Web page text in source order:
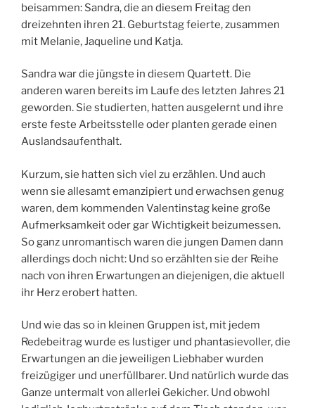
beisammen: Sandra, die an diesem Freitag den
dreizehnten ihren 21. Geburtstag feierte, zusammen
mit Melanie, Jaqueline und Katja.
Sandra war die jüngste in diesem Quartett. Die
anderen waren bereits im Laufe des letzten Jahres 21
geworden. Sie studierten, hatten ausgelernt und ihre
erste feste Arbeitsstelle oder planten gerade einen
Auslandsaufenthalt.
Kurzum, sie hatten sich viel zu erzählen. Und auch
wenn sie allesamt emanzipiert und erwachsen genug
waren, dem kommenden Valentinstag keine große
Aufmerksamkeit oder gar Wichtigkeit beizumessen.
So ganz unromantisch waren die jungen Damen dann
allerdings doch nicht: Und so erzählten sie der Reihe
nach von ihren Erwartungen an diejenigen, die aktuell
ihr Herz erobert hatten.
Und wie das so in kleinen Gruppen ist, mit jedem
Redebeitrag wurde es lustiger und phantasievoller, die
Erwartungen an die jeweiligen Liebhaber wurden
freizügiger und unerfüllbarer. Und natürlich wurde das
Ganze untermalt von allerlei Gekicher. Und obwohl